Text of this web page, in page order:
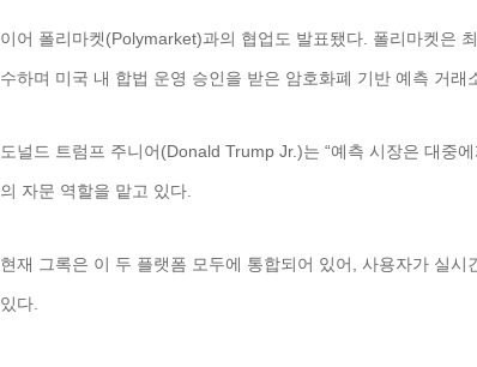
이어 폴리마켓(Polymarket)과의 협업도 발표됐다. 폴리마켓은
수하며 미국 내 합법 운영 승인을 받은 암호화폐 기반 예측 거래
도널드 트럼프 주니어(Donald Trump Jr.)는 “예측 시장은 대중
의 자문 역할을 맡고 있다.
현재 그록은 이 두 플랫폼 모두에 통합되어 있어, 사용자가 실
있다.